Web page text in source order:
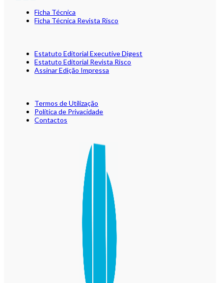
Ficha Técnica
Ficha Técnica Revista Risco
Estatuto Editorial Executive Digest
Estatuto Editorial Revista Risco
Assinar Edição Impressa
Termos de Utilização
Política de Privacidade
Contactos